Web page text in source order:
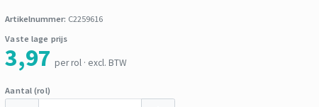
Artikelnummer: C2259616
Vaste lage prijs
3,97 per rol · excl. BTW
Aantal (rol)